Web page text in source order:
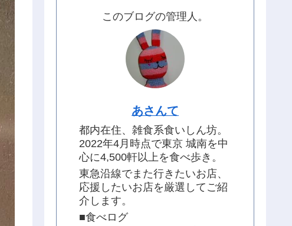
このブログの管理人。
あさんて
都内在住、雑食系食いしん坊。
2022年4月時点で東京 城南を中
心に4,500軒以上を食べ歩き。
東急沿線でまた行きたいお店、
応援したいお店を厳選してご紹
介します。
■食べログ